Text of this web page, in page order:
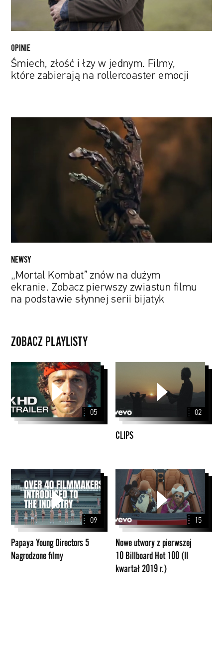
rollercoaster
emocji
OPINIE
Śmiech, złość i łzy w jednym. Filmy,
które zabierają na rollercoaster emocji
na
podstawie
serii
bijatyk
NEWSY
„Mortal Kombat” znów na dużym
ekranie. Zobacz pierwszy zwiastun filmu
na podstawie słynnej serii bijatyk
ZOBACZ PLAYLISTY
05 02
CLIPS
Papaya
Young
Directors
5
Nagrodzone
09
Papaya Young Directors 5
Nagrodzone filmy
Nowe
utwory
pierwszej
10
Hot
100
(II
15
Nowe utwory z pierwszej
10 Billboard Hot 100 (II
kwartał 2019 r.)